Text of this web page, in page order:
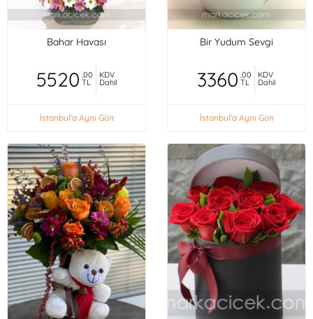
Bahar Havası
5520 ,00
TL
KDV
Dahil
İstanbul'a Aynı Gün
Bir Yudum Sevgi
3360 ,00
TL
KDV
Dahil
İstanbul'a Aynı Gün